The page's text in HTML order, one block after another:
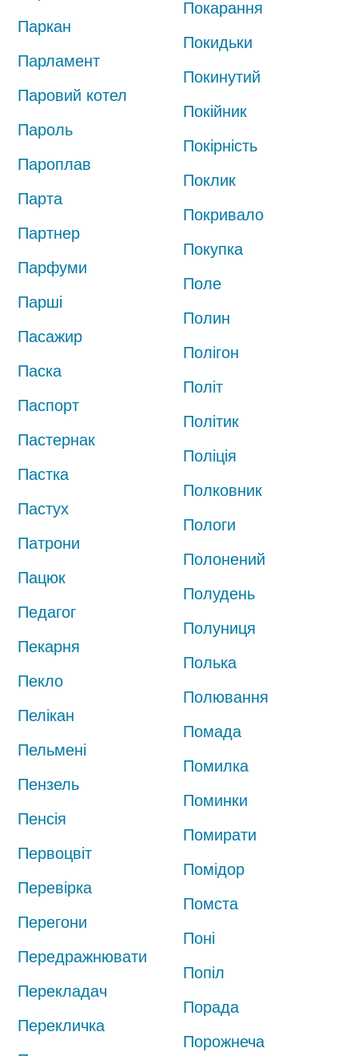
Паркан
Парламент
Паровий котел
Пароль
Пароплав
Парта
Партнер
Парфуми
Парші
Пасажир
Паска
Паспорт
Пастернак
Пастка
Пастух
Патрони
Пацюк
Педагог
Пекарня
Пекло
Пелікан
Пельмені
Пензель
Пенсія
Первоцвіт
Перевірка
Перегони
Передражнювати
Перекладач
Перекличка
Покарання
Покидьки
Покинутий
Покійник
Покірність
Поклик
Покривало
Покупка
Поле
Полин
Полігон
Політ
Політик
Поліція
Полковник
Пологи
Полонений
Полудень
Полуниця
Полька
Полювання
Помада
Помилка
Поминки
Помирати
Помідор
Помста
Поні
Попіл
Порада
Порожнеча